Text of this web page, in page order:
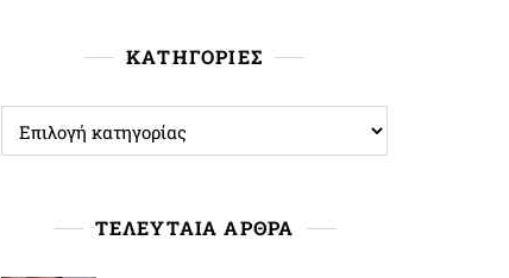
ΚΑΤΗΓΟΡΙΕΣ
ΚΑΤΗΓΟΡΙΕΣ
ΤΕΛΕΥΤΑΙΑ ΑΡΘΡΑ